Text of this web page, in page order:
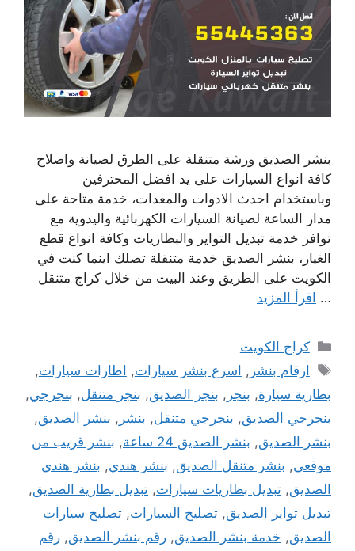
بنشر الصديق ورشة متنقلة على الطرق لصيانة واصلاح
كافة انواع السيارات على يد افضل المحترفين
وباستخدام احدث الادوات والمعدات، خدمة متاحة على
مدار الساعة لصيانة السيارات الكهربائية واليدوية مع
توافر خدمة تبديل التواير والبطاريات وكافة انواع قطع
الغيار، بنشر الصديق خدمة متنقلة تصلك اينما كنت في
الكويت على الطريق وعند البيت من خلال كراج متنقل
… اقرأ المزيد
التصنيفات
كراج الكويت
الوسوم
ارقام بنشر , اسرع بنشر سيارات, اطارات سيارات,
بطارية سيارة, بنجر , بنجر الصديق, بنجر متنقل, بنجرجي,
بنجرجي الصديق, بنجرجي متنقل, بنشر , بنشر الصديق,
بنشر الصديق, بنشر الصديق 24 ساعة , بنشر قريب من
موقعي, بنشر متنقل الصديق, بنشر هندي, بنشر هندي
الصديق, تبديل بطاريات سيارات, تبديل بطارية الصديق,
تبديل تواير الصديق, تصليح السيارات, تصليح سيارات
الصديق, خدمة بنشر الصديق, رقم بنشر الصديق, رقم